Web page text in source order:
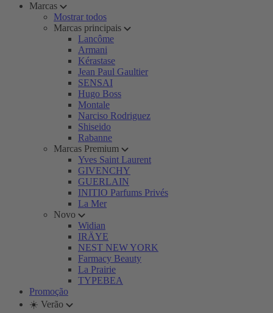
Marcas
Mostrar todos
Marcas principais
Lancôme
Armani
Kérastase
Jean Paul Gaultier
SENSAI
Hugo Boss
Montale
Narciso Rodriguez
Shiseido
Rabanne
Marcas Premium
Yves Saint Laurent
GIVENCHY
GUERLAIN
INITIO Parfums Privés
La Mer
Novo
Widian
IRÄYE
NEST NEW YORK
Farmacy Beauty
La Prairie
TYPEBEA
Promoção
☀️ Verão